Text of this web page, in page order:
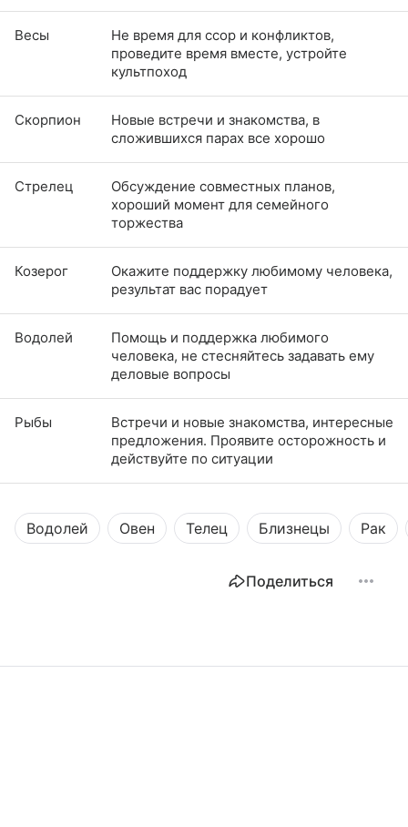
Весы
Не время для ссор и конфликтов,
проведите время вместе, устройте
культпоход
Скорпион
Новые встречи и знакомства, в
сложившихся парах все хорошо
Стрелец
Обсуждение совместных планов,
хороший момент для семейного
торжества
Козерог
Окажите поддержку любимому человека,
результат вас порадует
Водолей
Помощь и поддержка любимого
человека, не стесняйтесь задавать ему
деловые вопросы
Рыбы
Встречи и новые знакомства, интересные
предложения. Проявите осторожность и
действуйте по ситуации
Водолей Овен Телец Близнецы Рак
Поделиться